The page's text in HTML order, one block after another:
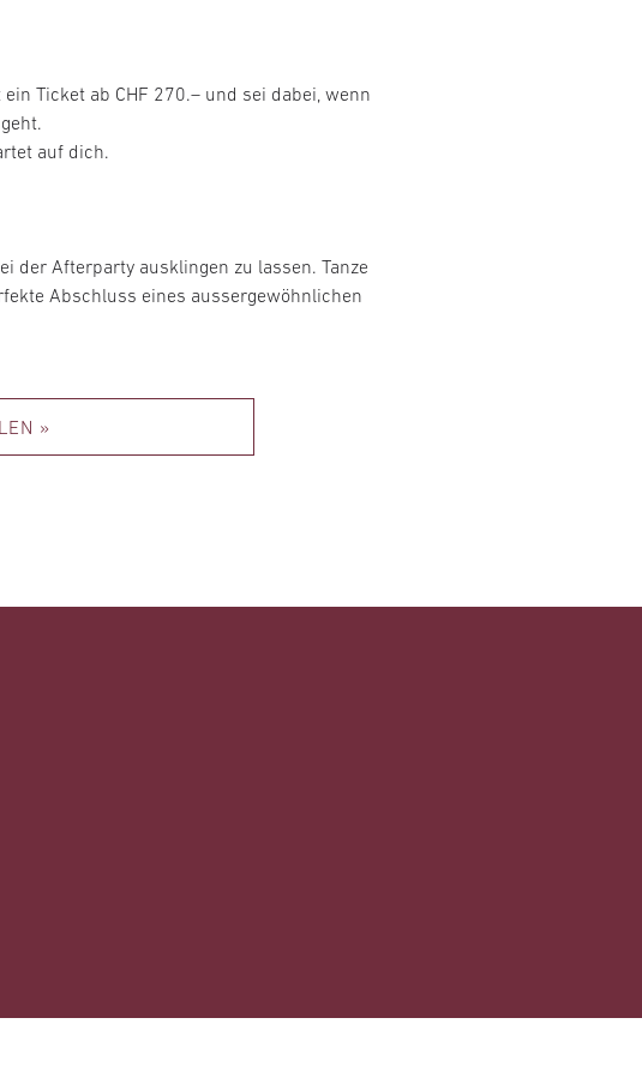
Ticket ab CHF 270.– und sei dabei, wenn
auf dich.
der Afterparty ausklingen zu lassen. Tanze
Abschluss eines aussergewöhnlichen
»